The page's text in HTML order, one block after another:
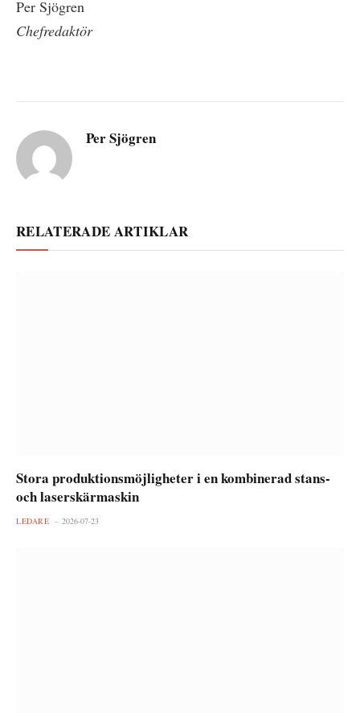
Per Sjögren
Chefredaktör
Per Sjögren
RELATERADE ARTIKLAR
Stora produktionsmöjligheter i en kombinerad stans-
och laserskärmaskin
LEDARE 2026-07-23